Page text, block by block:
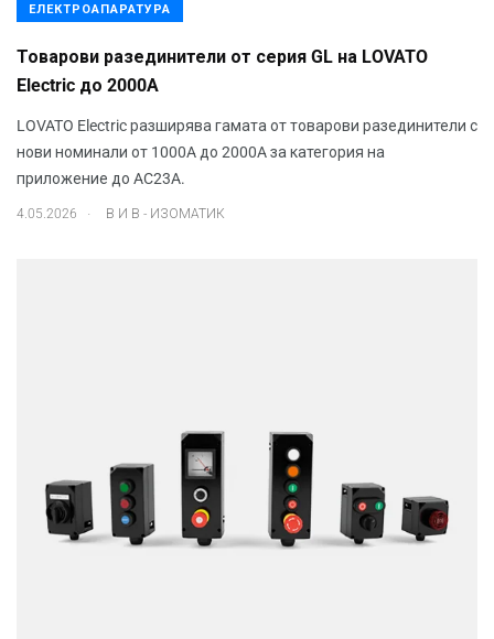
ЕЛЕКТРОАПАРАТУРА
Товарови разединители от серия GL на LOVATO
Electric до 2000A
LOVATO Electric разширява гамата от товарови разединители с
нови номинали от 1000A до 2000A за категория на
приложение до AC23A.
4.05.2026 В И В - ИЗОМАТИК